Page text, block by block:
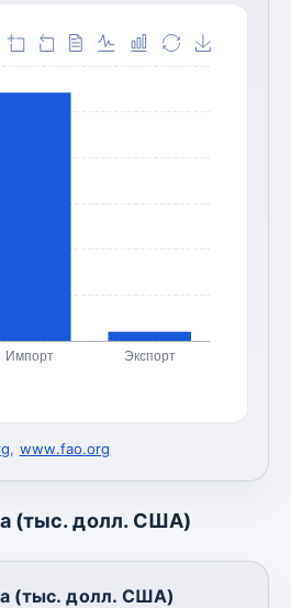
Импорт Экспорт
, www.fao.org
(тыс. долл. США)
(тыс. долл. США)